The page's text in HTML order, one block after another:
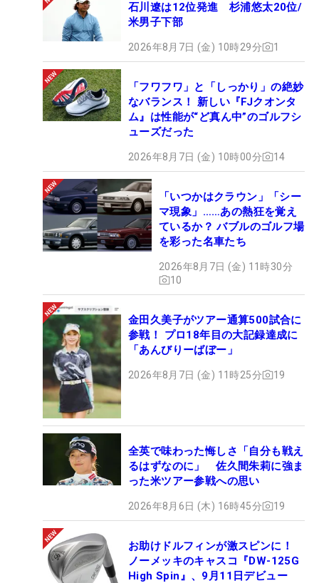
石川遼は12位発進 杉浦悠太20位/
米男子下部
2026年8月7日 (金) 10時29分 1
「フワフワ」と「しっかり」の絶妙
なバランス！ 新しい『FJクオンタ
ム』は性能が“ど真ん中”のゴルフシ
ューズだった
2026年8月7日 (金) 10時00分 14
「いつかはクラウン」「シー
マ現象」……あの熱狂を覚え
ているか？ バブルのゴルフ場
を彩った名車たち
2026年8月7日 (金) 11時30分
10
金田久美子がツアー通算500試合に
参戦！ プロ18年目の大記録達成に
「あんびりーばぼー」
2026年8月7日 (金) 11時25分 19
全英で味わった悔しさ「自分も戦え
るはずなのに」 佐久間朱莉に強ま
った米ツアー参戦への思い
2026年8月6日 (木) 16時45分 19
お助けドルフィンが激スピンに！
ノーメッキのキャスコ『DW-125G
High Spin』、9月11日デビュー